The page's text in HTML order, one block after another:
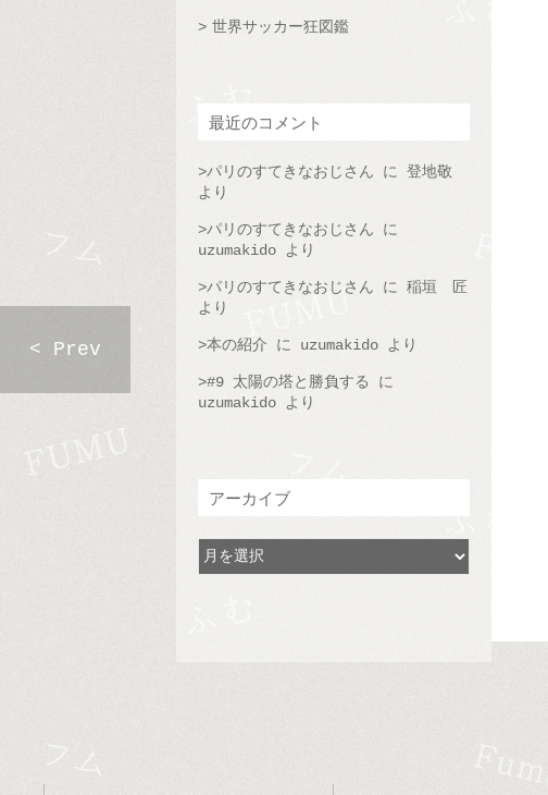
< Prev
世界サッカー狂図鑑
最近のコメント
パリのすてきなおじさん に 登地敬
より
パリのすてきなおじさん に
uzumakido より
パリのすてきなおじさん に 稲垣 匠
より
本の紹介 に uzumakido より
#9 太陽の塔と勝負する
に
uzumakido より
アーカイブ